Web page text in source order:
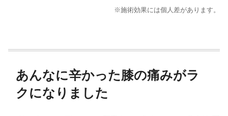
※施術効果には個人差があります。
あんなに辛かった膝の痛みがラ
クになりました